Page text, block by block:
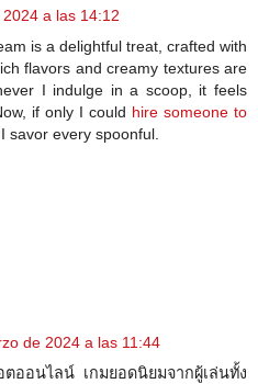
a las 14:12
is a delightful treat, crafted with
flavors and creamy textures are
I indulge in a scoop, it feels
if only I could hire someone to
savor every spoonful.
de 2024 a las 11:44
ตออนไลน์ เกมยอดนิยมจากผู้เล่นทั้ง